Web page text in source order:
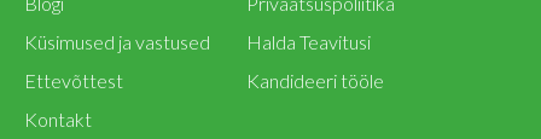
Küsimused ja vastused
Ettevõttest
Kontakt
Halda Teavitusi
Kandideeri tööle